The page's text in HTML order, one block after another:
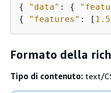
{
"data" : {
{
"features" : [ 1.5
Formato della
Tipo di contenuto: text/